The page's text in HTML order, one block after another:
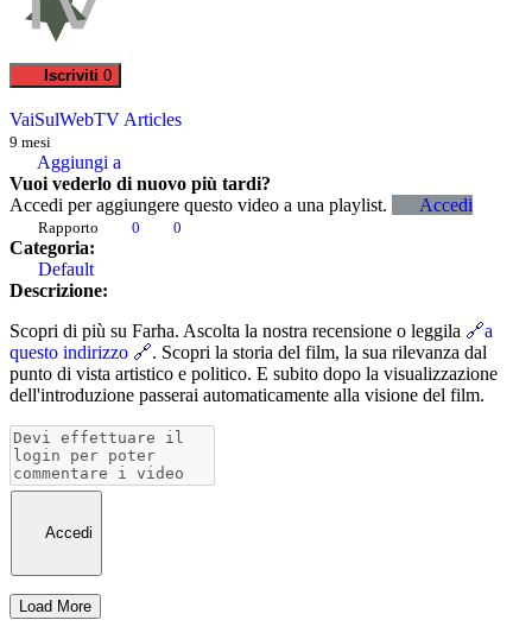
Iscriviti 0
VaiSulWebTV Articles
9 mesi
Aggiungi a
Vuoi vederlo di nuovo più tardi?
Accedi per aggiungere questo video a una playlist.
Accedi
Rapporto 0 0
Categoria:
Default
Descrizione:
Scopri di più su Farha. Ascolta la nostra recensione o leggila 🔗a
questo indirizzo 🔗. Scopri la storia del film, la sua rilevanza dal
punto di vista artistico e politico. E subito dopo la visualizzazione
dell'introduzione passerai automaticamente alla visione del film.
Accedi
Load More